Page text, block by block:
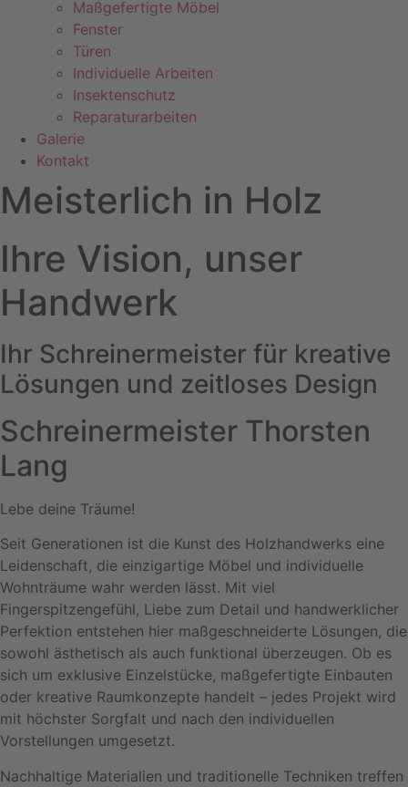
Maßgefertigte Möbel
Fenster
Türen
Individuelle Arbeiten
Insektenschutz
Reparaturarbeiten
Galerie
Kontakt
Meisterlich in Holz
Ihre Vision, unser
Handwerk
Ihr Schreinermeister für kreative
Lösungen und zeitloses Design
Schreinermeister Thorsten
Lang
Lebe deine Träume!
Seit Generationen ist die Kunst des Holzhandwerks eine
Leidenschaft, die einzigartige Möbel und individuelle
Wohnträume wahr werden lässt. Mit viel
Fingerspitzengefühl, Liebe zum Detail und handwerklicher
Perfektion entstehen hier maßgeschneiderte Lösungen, die
sowohl ästhetisch als auch funktional überzeugen. Ob es
sich um exklusive Einzelstücke, maßgefertigte Einbauten
oder kreative Raumkonzepte handelt – jedes Projekt wird
mit höchster Sorgfalt und nach den individuellen
Vorstellungen umgesetzt.
Nachhaltige Materialien und traditionelle Techniken treffen